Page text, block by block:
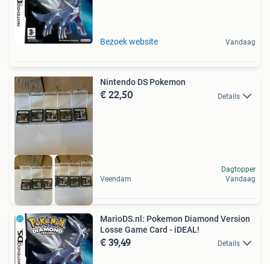
Bezoek website Vandaag
Nintendo DS Pokemon
€ 22,50 Details
Veendam
Dagtopper
Vandaag
MarioDS.nl: Pokemon Diamond Version
Losse Game Card - iDEAL!
€ 39,49 Details